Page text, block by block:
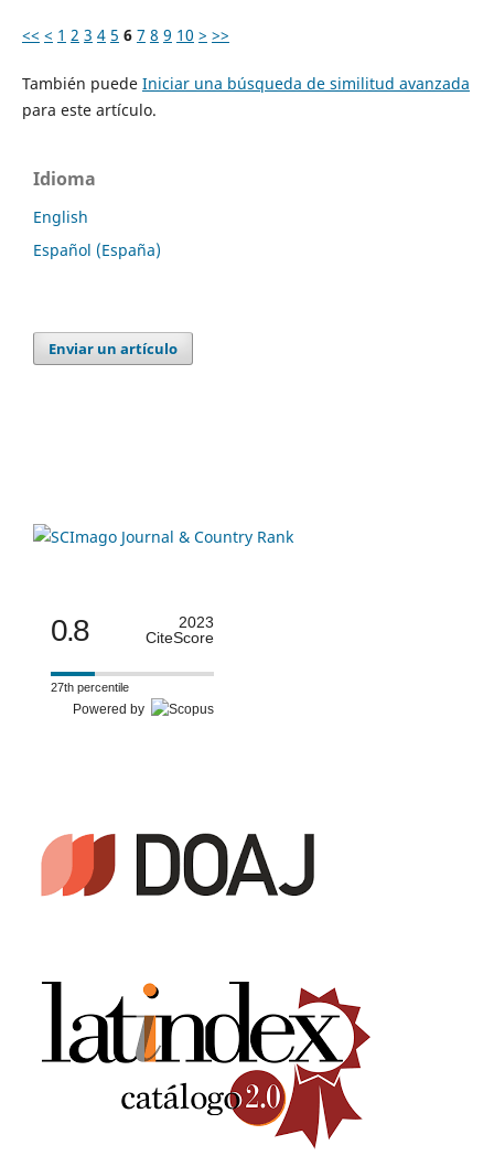
<< < 1 2 3 4 5 6 7 8 9 10 > >>
También puede Iniciar una búsqueda de similitud avanzada
para este artículo.
Idioma
English
Español (España)
Enviar un artículo
0.8
2023
CiteScore
27th percentile
Powered by